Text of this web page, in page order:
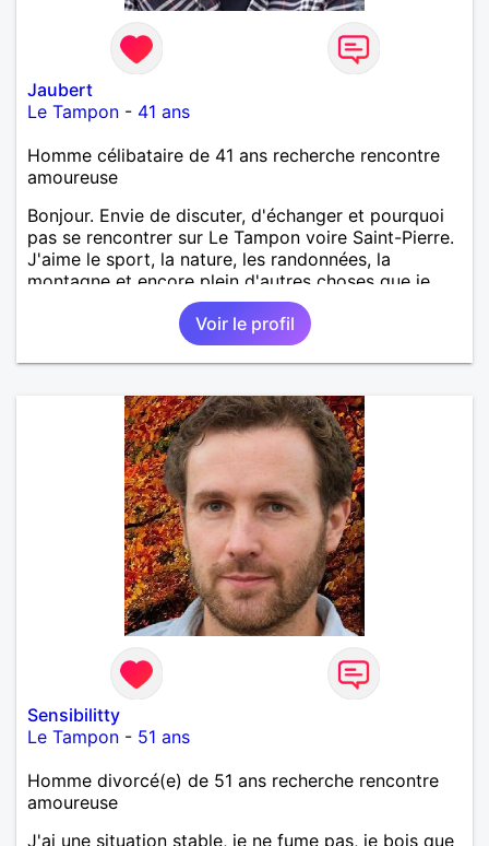
Jaubert
Le Tampon - 41 ans
Homme célibataire de 41 ans recherche rencontre
amoureuse
Bonjour. Envie de discuter, d'échanger et pourquoi
pas se rencontrer sur Le Tampon voire Saint-Pierre.
J'aime le sport, la nature, les randonnées, la
montagne et encore plein d'autres choses que je
vous laisserai découvrir.
Voir le profil
Sensibilitty
Le Tampon - 51 ans
Homme divorcé(e) de 51 ans recherche rencontre
amoureuse
J'ai une situation stable, je ne fume pas, je bois que